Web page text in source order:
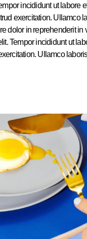
incididunt ut labore
exercitation. Ullamco
dolor in reprehenderit in
Tempor incididunt ut
Ullamco